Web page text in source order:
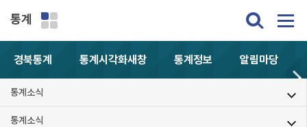
통계
경북통계 통계시각화새창 통계정보 알림마당
통계소식
통계소식